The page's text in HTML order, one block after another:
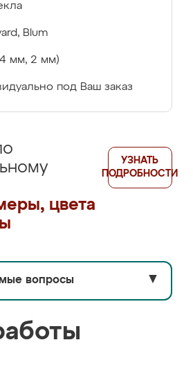
Blum
мм, 2 мм)
под Ваш заказ
цвета
УЗНАТЬ
ПОДРОБНОСТИ
вопросы ▼